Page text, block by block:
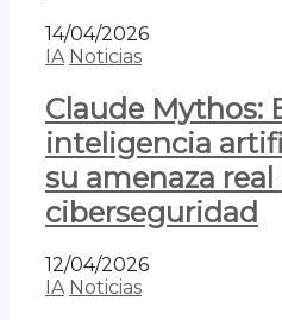
14/04/2026
IA Noticias
Claude Mythos:
inteligencia
su amenaza real
ciberseguridad
12/04/2026
IA Noticias